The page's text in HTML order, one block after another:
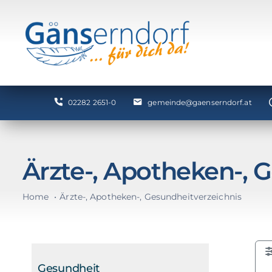
springen
02282 2651-0 gemeinde@gaenserndorf.at
Ärzte-, Apotheken-,
Home Ärzte-, Apotheken-, Gesundheitverzeichnis
Gesundheit